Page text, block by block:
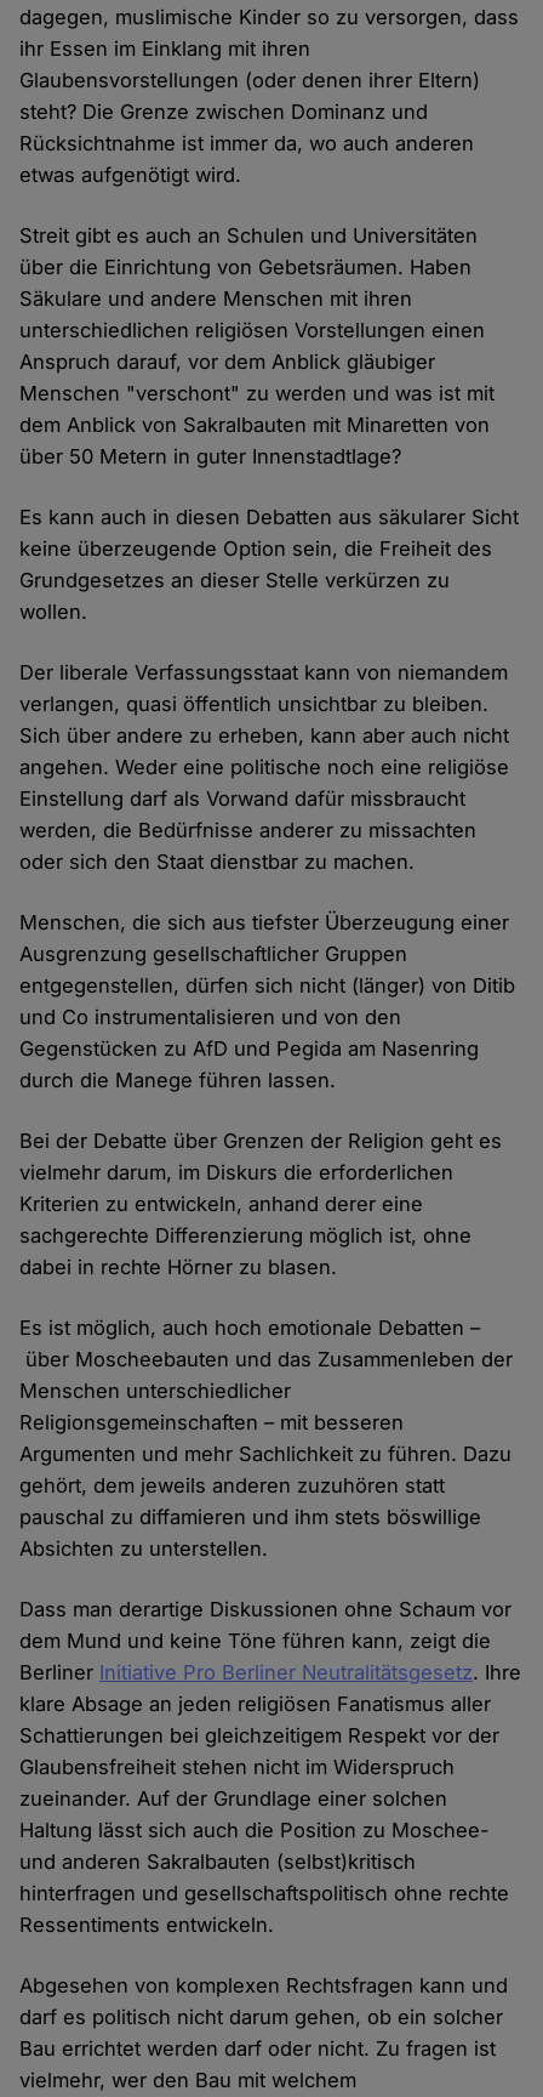
dagegen, muslimische Kinder so zu versorgen, dass
ihr Essen im Einklang mit ihren
Glaubensvorstellungen (oder denen ihrer Eltern)
steht? Die Grenze zwischen Dominanz und
Rücksichtnahme ist immer da, wo auch anderen
etwas aufgenötigt wird.
Streit gibt es auch an Schulen und Universitäten
über die Einrichtung von Gebetsräumen. Haben
Säkulare und andere Menschen mit ihren
unterschiedlichen religiösen Vorstellungen einen
Anspruch darauf, vor dem Anblick gläubiger
Menschen "verschont" zu werden und was ist mit
dem Anblick von Sakralbauten mit Minaretten von
über 50 Metern in guter Innenstadtlage?
Es kann auch in diesen Debatten aus säkularer Sicht
keine überzeugende Option sein, die Freiheit des
Grundgesetzes an dieser Stelle verkürzen zu
wollen.
Der liberale Verfassungsstaat kann von niemandem
verlangen, quasi öffentlich unsichtbar zu bleiben.
Sich über andere zu erheben, kann aber auch nicht
angehen. Weder eine politische noch eine religiöse
Einstellung darf als Vorwand dafür missbraucht
werden, die Bedürfnisse anderer zu missachten
oder sich den Staat dienstbar zu machen.
Menschen, die sich aus tiefster Überzeugung einer
Ausgrenzung gesellschaftlicher Gruppen
entgegenstellen, dürfen sich nicht (länger) von Ditib
und Co instrumentalisieren und von den
Gegenstücken zu AfD und Pegida am Nasenring
durch die Manege führen lassen.
Bei der Debatte über Grenzen der Religion geht es
vielmehr darum, im Diskurs die erforderlichen
Kriterien zu entwickeln, anhand derer eine
sachgerechte Differenzierung möglich ist, ohne
dabei in rechte Hörner zu blasen.
Es ist möglich, auch hoch emotionale Debatten –
über Moscheebauten und das Zusammenleben der
Menschen unterschiedlicher
Religionsgemeinschaften – mit besseren
Argumenten und mehr Sachlichkeit zu führen. Dazu
gehört, dem jeweils anderen zuzuhören statt
pauschal zu diffamieren und ihm stets böswillige
Absichten zu unterstellen.
Dass man derartige Diskussionen ohne Schaum vor
dem Mund und keine Töne führen kann, zeigt die
Berliner Initiative Pro Berliner Neutralitätsgesetz. Ihre
klare Absage an jeden religiösen Fanatismus aller
Schattierungen bei gleichzeitigem Respekt vor der
Glaubensfreiheit stehen nicht im Widerspruch
zueinander. Auf der Grundlage einer solchen
Haltung lässt sich auch die Position zu Moschee-
und anderen Sakralbauten (selbst)kritisch
hinterfragen und gesellschaftspolitisch ohne rechte
Ressentiments entwickeln.
Abgesehen von komplexen Rechtsfragen kann und
darf es politisch nicht darum gehen, ob ein solcher
Bau errichtet werden darf oder nicht. Zu fragen ist
vielmehr, wer den Bau mit welchem